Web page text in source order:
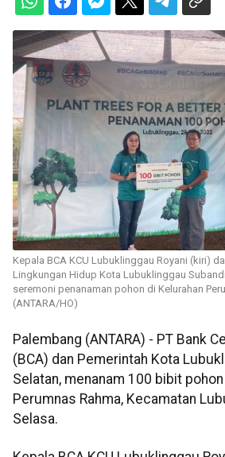
Kepala BCA KCU Lubuklinggau Royani (kiri)
Lingkungan Hidup Kota Lubuklinggau
seremoni penanaman pohon di Kelurahan
(ANTARA/HO)
Palembang (ANTARA) - PT Bank
(BCA) dan Pemerintah Kota
Selatan, menanam 100 bibit
Perumnas Rahma, Kecamatan
Selasa.